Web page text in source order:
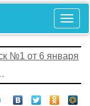
№1 от 6 января